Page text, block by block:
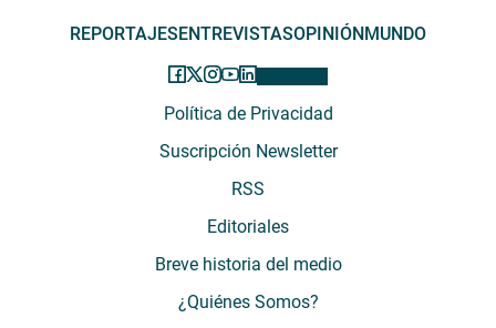
REPORTAJESENTREVISTASOPINIÓNMUNDO
Política de Privacidad
Suscripción Newsletter
RSS
Editoriales
Breve historia del medio
¿Quiénes Somos?